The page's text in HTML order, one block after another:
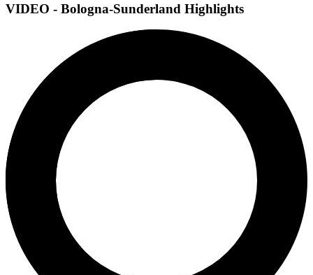
VIDEO - Bologna-Sunderland Highlights